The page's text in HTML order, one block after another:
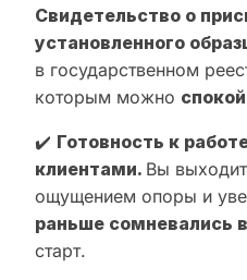
Свидетельство о
установленного
в государственном
которым можно
✔️ Готовность к
клиентами. Вы
ощущением опоры и
раньше сомневались
старт.